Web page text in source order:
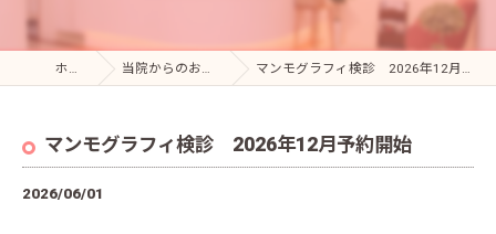
ホーム 当院からのお知らせ マンモグラフィ検診 2026年12月予約開始
マンモグラフィ検診 2026年12月予約開始
2026/06/01